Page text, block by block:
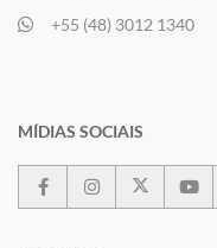
+55 (48) 3012 1340
MÍDIAS SOCIAIS